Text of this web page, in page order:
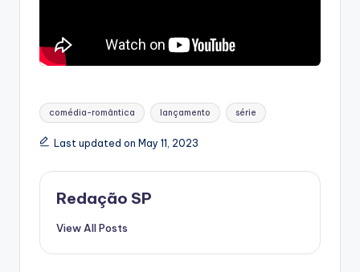
Tags:
comédia-romântica lançamento série
Last updated on May 11, 2023
Redação SP
View All Posts